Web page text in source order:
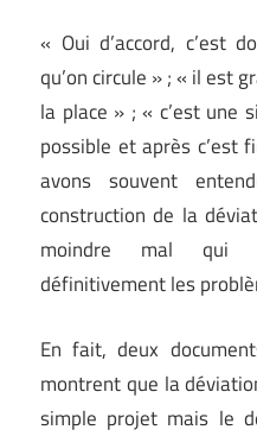
« Oui d’accord, c’est
qu’on circule » ; « il est
la place » ; « c’est une
possible et après c’est
avons souvent
construction de la
moindre mal qui
définitivement les
En fait, deux
montrent que la
simple projet mais le